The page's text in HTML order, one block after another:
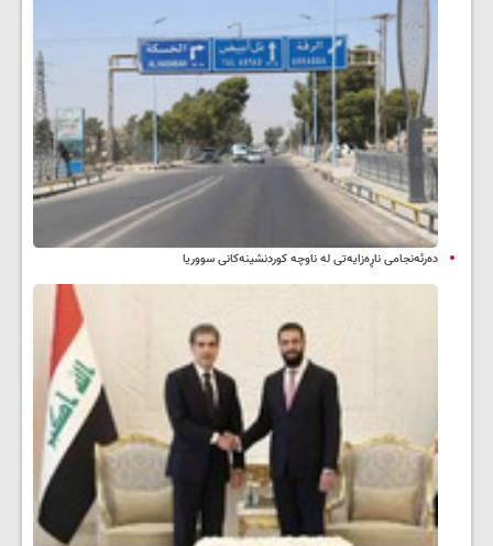
دەرئەنجامی ناڕەزایەتی لە ناوچە کوردنشینەکانی سووریا